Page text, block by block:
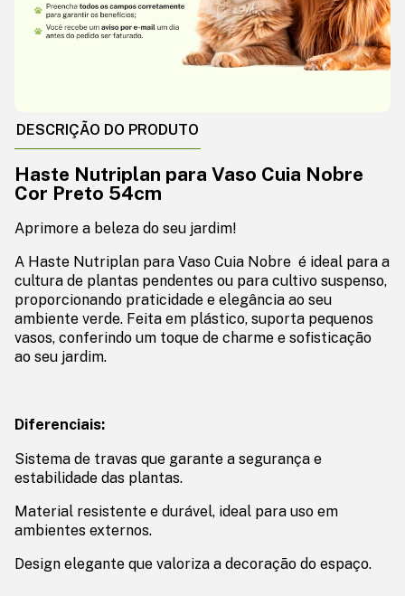
DESCRIÇÃO DO PRODUTO
Haste Nutriplan para Vaso Cuia Nobre
Cor Preto 54cm
Aprimore a beleza do seu jardim!
A Haste Nutriplan para Vaso Cuia Nobre é ideal para a
cultura de plantas pendentes ou para cultivo suspenso,
proporcionando praticidade e elegância ao seu
ambiente verde. Feita em plástico, suporta pequenos
vasos, conferindo um toque de charme e sofisticação
ao seu jardim.
Diferenciais:
Sistema de travas que garante a segurança e
estabilidade das plantas.
Material resistente e durável, ideal para uso em
ambientes externos.
Design elegante que valoriza a decoração do espaço.